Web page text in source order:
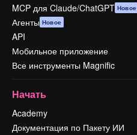
MCP для Claude/ChatGPT Новое
Агенты Новое
API
Мобильное приложение
Все инструменты Magnific
Начать
Academy
Документация по Пакету ИИ